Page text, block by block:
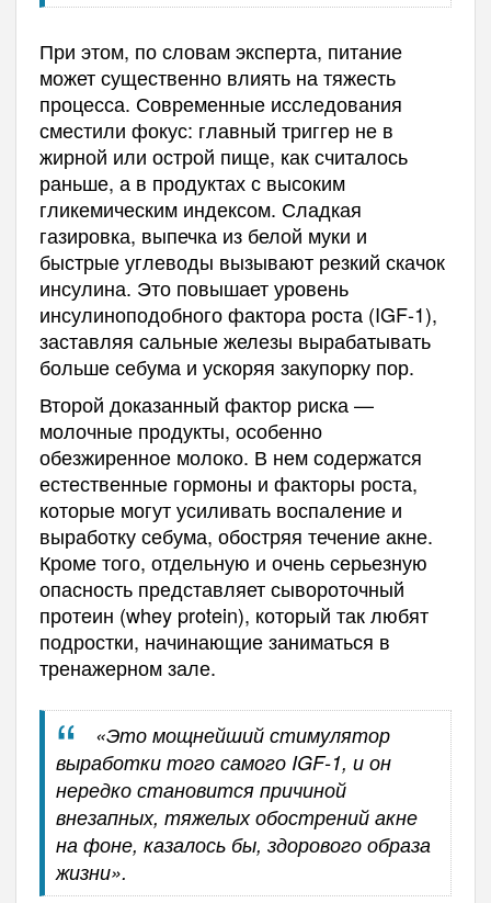
При этом, по словам эксперта, питание
может существенно влиять на тяжесть
процесса. Современные исследования
сместили фокус: главный триггер не в
жирной или острой пище, как считалось
раньше, а в продуктах с высоким
гликемическим индексом. Сладкая
газировка, выпечка из белой муки и
быстрые углеводы вызывают резкий скачок
инсулина. Это повышает уровень
инсулиноподобного фактора роста (IGF-1),
заставляя сальные железы вырабатывать
больше себума и ускоряя закупорку пор.
Второй доказанный фактор риска —
молочные продукты, особенно
обезжиренное молоко. В нем содержатся
естественные гормоны и факторы роста,
которые могут усиливать воспаление и
выработку себума, обостряя течение акне.
Кроме того, отдельную и очень серьезную
опасность представляет сывороточный
протеин (whey protein), который так любят
подростки, начинающие заниматься в
тренажерном зале.
«Это мощнейший стимулятор
выработки того самого IGF-1, и он
нередко становится причиной
внезапных, тяжелых обострений акне
на фоне, казалось бы, здорового образа
жизни».